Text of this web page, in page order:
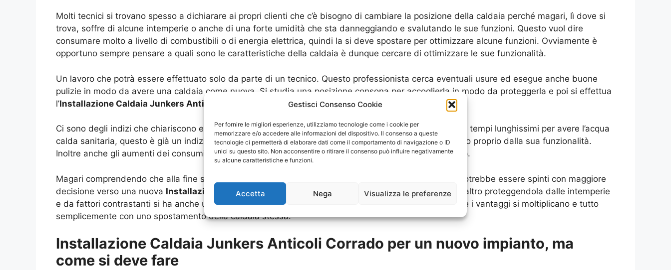
Gestisci Consenso Cookie
Per fornire le migliori esperienze, utilizziamo tecnologie come i cookie per
memorizzare e/o accedere alle informazioni del dispositivo. Il consenso a queste
tecnologie ci permetterà di elaborare dati come il comportamento di navigazione o ID
unici su questo sito. Non acconsentire o ritirare il consenso può influire negativamente
su alcune caratteristiche e funzioni.
Accetta Nega Visualizza le preferenze
Molti tecnici si trovano spesso a dichiarare ai propri clienti che c’è bisogno di cambiare la posizione della caldaia perché magari, lì dove si
trova, soffre di alcune intemperie o anche di una forte umidità che sta danneggiando e svalutando le sue funzioni. Questo vuol dire
consumare molto a livello di combustibili o di energia elettrica, quindi la si deve spostare per ottimizzare alcune funzioni. Ovviamente è
opportuno sempre pensare a quali sono le caratteristiche della caldaia è dunque cercare di ottimizzare le sue funzionalità.
Un lavoro che potrà essere effettuato solo da parte di un tecnico. Questo professionista cerca eventuali usure ed esegue anche buone
pulizie in modo da avere una caldaia come nuova. Si studia una posizione consona per accoglierla in modo da proteggerla e poi si effettua
l’Installazione Caldaia Junkers Anticoli Corrado
Ci sono degli indizi che chiariscono esattamente quali sono i problemi che la caldaia sta avendo, come tempi lunghissimi per avere l’acqua
calda sanitaria, questo è già un indizio che indica che ci sono intemperie o altri elementi che dipendono proprio dalla sua funzionalità.
Inoltre anche gli aumenti dei consumi sono un chiaro “segno” che c’è un rallentamento del meccanismo.
Magari comprendendo che alla fine si hanno diversi svantaggi, tra cui anche i consumi aumentati, si potrebbe essere spinti con maggiore
decisione verso una nuova Installazione Caldaia Junkers Anticoli Corrado
che già si possiede. Tra l’altro proteggendola dalle intemperie
e da fattori contrastanti si ha anche una maggiore “buona salute” di questa struttura. Dunque ecco che i vantaggi si moltiplicano e tutto
semplicemente con uno spostamento della caldaia stessa.
Installazione Caldaia Junkers Anticoli Corrado per un nuovo impianto, ma
come si deve fare